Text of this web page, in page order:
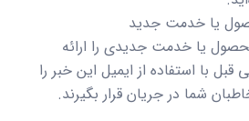
یا خدمت جدید
یا خدمت جدیدی را ارائه
قبل با استفاده از ایمیل این خبر را
شما در جریان قرار بگیرند.